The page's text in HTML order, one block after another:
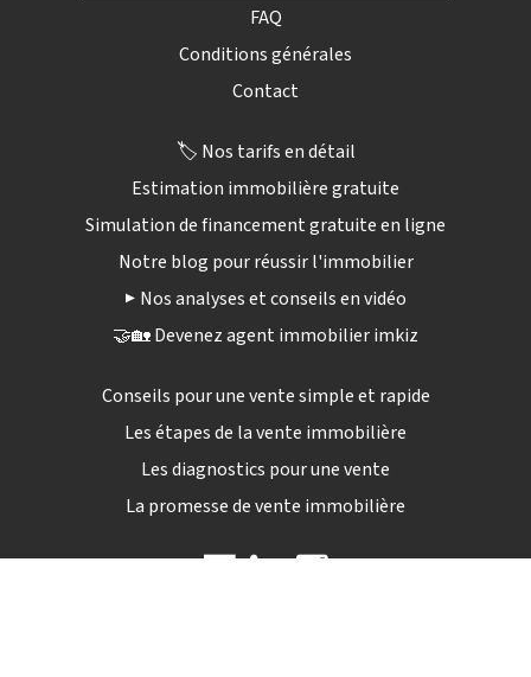
FAQ
Conditions générales
Contact
🏷️ Nos tarifs en détail
Estimation immobilière gratuite
Simulation de financement gratuite en ligne
Notre blog pour réussir l'immobilier
▶️ Nos analyses et conseils en vidéo
🤝🏡 Devenez agent immobilier imkiz
Conseils pour une vente simple et rapide
Les étapes de la vente immobilière
Les diagnostics pour une vente
La promesse de vente immobilière